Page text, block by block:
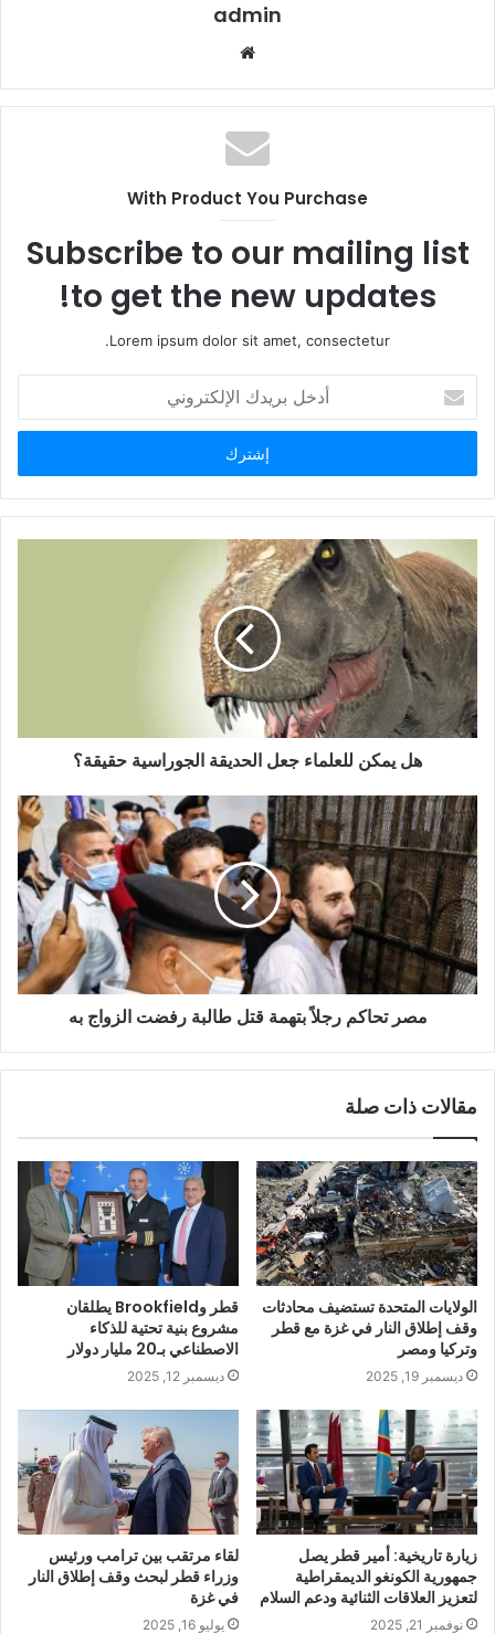
admin
ق
ع
ا
ب
With Product You Purchase
Subscribe to our mailing list
to get the new updates!
Lorem ipsum dolor sit amet, consectetur.
خ
ب
ر
ك
ا
ل
إ
ل
ت
ر
ي
هل يمكن للعلماء جعل الحديقة الجوراسية حقيقة؟
مصر تحاكم رجلاً بتهمة قتل طالبة رفضت الزواج به
مقالات ذات صلة
الولايات المتحدة تستضيف محادثات
وقف إطلاق النار في غزة مع قطر
وتركيا ومصر
ديسمبر 19, 2025
قطر وBrookfield يطلقان
مشروع بنية تحتية للذكاء
الاصطناعي بـ20 مليار دولار
ديسمبر 12, 2025
زيارة تاريخية: أمير قطر يصل
جمهورية الكونغو الديمقراطية
لتعزيز العلاقات الثنائية ودعم السلام
نوفمبر 21, 2025
لقاء مرتقب بين ترامب ورئيس
وزراء قطر لبحث وقف إطلاق النار
في غزة
يوليو 16, 2025